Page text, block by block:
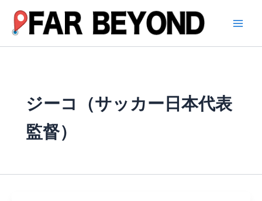
ス
ジーコ（サッカー日本代表
監督）